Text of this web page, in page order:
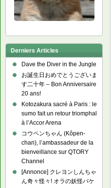
Derniers Articles
Dave the Diver in the Jungle
お誕生日おめでとうございま
す二十年 – Bon Anniversaire
20 ans!
Kotozakura sacré à Paris : le
sumo fait un retour triomphal
à l’Accor Arena
コウペンちゃん (Kôpen-
chan), l’ambassadeur de la
bienveillance sur QTORY
Channel
[Annonce] クレヨンしんちゃ
ん奇々怪々! オラの妖怪バケ